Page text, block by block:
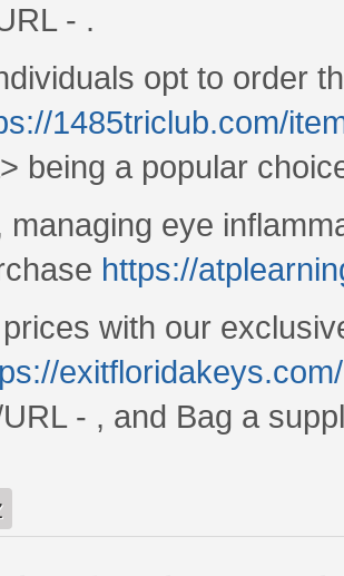
- .
opt to order
1485triclub.com/
being a popular
managing eye
https://
with our
- , and Bag a